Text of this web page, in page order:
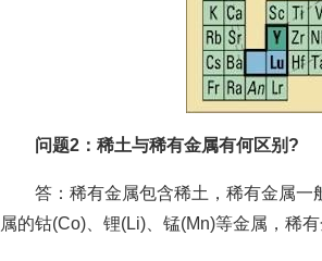
问题2：稀土与稀有金属有何区别?
答：稀有金属包含稀土，稀有金属一
属的钴(Co)、锂(Li)、锰(Mn)等金属，稀